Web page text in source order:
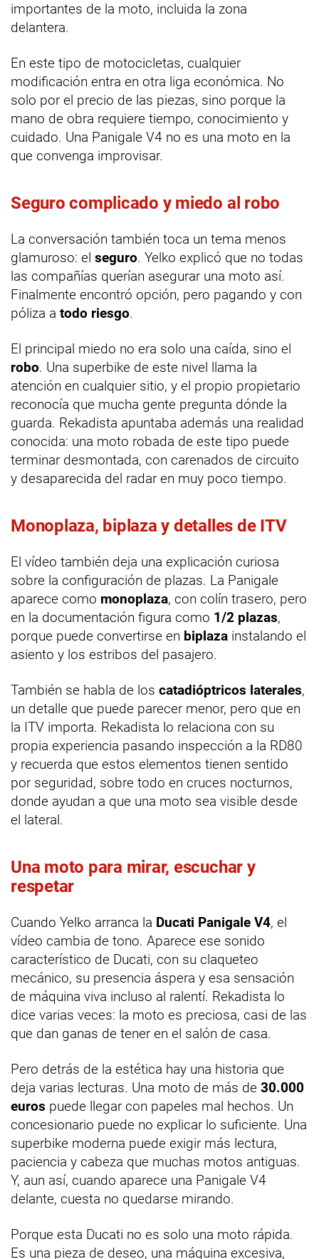
importantes de la moto, incluida la zona
delantera.
En este tipo de motocicletas, cualquier
modificación entra en otra liga económica. No
solo por el precio de las piezas, sino porque la
mano de obra requiere tiempo, conocimiento y
cuidado. Una Panigale V4 no es una moto en la
que convenga improvisar.
Seguro complicado y miedo al robo
La conversación también toca un tema menos
glamuroso: el seguro. Yelko explicó que no todas
las compañías querían asegurar una moto así.
Finalmente encontró opción, pero pagando y con
póliza a todo riesgo.
El principal miedo no era solo una caída, sino el
robo. Una superbike de este nivel llama la
atención en cualquier sitio, y el propio propietario
reconocía que mucha gente pregunta dónde la
guarda. Rekadista apuntaba además una realidad
conocida: una moto robada de este tipo puede
terminar desmontada, con carenados de circuito
y desaparecida del radar en muy poco tiempo.
Monoplaza, biplaza y detalles de ITV
El vídeo también deja una explicación curiosa
sobre la configuración de plazas. La Panigale
aparece como monoplaza, con colín trasero, pero
en la documentación figura como 1/2 plazas,
porque puede convertirse en biplaza instalando el
asiento y los estribos del pasajero.
También se habla de los catadióptricos laterales,
un detalle que puede parecer menor, pero que en
la ITV importa. Rekadista lo relaciona con su
propia experiencia pasando inspección a la RD80
y recuerda que estos elementos tienen sentido
por seguridad, sobre todo en cruces nocturnos,
donde ayudan a que una moto sea visible desde
el lateral.
Una moto para mirar, escuchar y
respetar
Cuando Yelko arranca la Ducati Panigale V4, el
vídeo cambia de tono. Aparece ese sonido
característico de Ducati, con su claqueteo
mecánico, su presencia áspera y esa sensación
de máquina viva incluso al ralentí. Rekadista lo
dice varias veces: la moto es preciosa, casi de las
que dan ganas de tener en el salón de casa.
Pero detrás de la estética hay una historia que
deja varias lecturas. Una moto de más de 30.000
euros puede llegar con papeles mal hechos. Un
concesionario puede no explicar lo suficiente. Una
superbike moderna puede exigir más lectura,
paciencia y cabeza que muchas motos antiguas.
Y, aun así, cuando aparece una Panigale V4
delante, cuesta no quedarse mirando.
Porque esta Ducati no es solo una moto rápida.
Es una pieza de deseo, una máquina excesiva,